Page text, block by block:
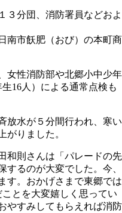
３分団、消防署員などおよ
南市飫肥（おび）の本町商
女性消防部や北郷小中少年
16人）による通常点検も
放水が５分間行われ、寒い
がりました。
和則さんは「パレードの先
するのが大変でした。今、
す。おかげさまで東郷では
とを大変嬉しく思ってい
やすみしてもらえれば消防